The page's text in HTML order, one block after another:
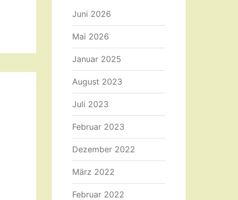
Juni 2026
Mai 2026
Januar 2025
August 2023
Juli 2023
Februar 2023
Dezember 2022
März 2022
Februar 2022